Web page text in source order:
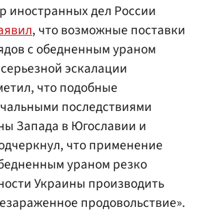
иностранных дел России
, что возможные поставки
с обедненным ураном
эскалации
что подобные
последствиями
Запада в Югославии и
что применение
ураном резко
Украины производить
продовольствие».